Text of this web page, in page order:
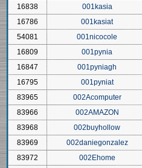
16838
001kasia
16786
001kasiat
54081
001nicocole
16809
001pynia
16847
001pyniagh
16795
001pyniat
83965
002Acomputer
83966
002AMAZON
83968
002buyhollow
83969
002daniegonzalez
83972
002Ehome